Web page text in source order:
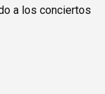
a los conciertos